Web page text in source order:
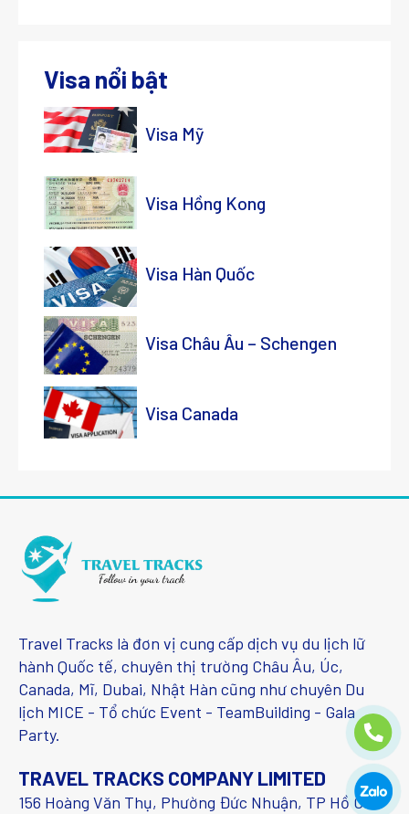
Visa nổi bật
Visa Mỹ
Visa Hồng Kong
Visa Hàn Quốc
Visa Châu Âu – Schengen
Visa Canada
Travel Tracks là đơn vị cung cấp dịch vụ du lịch lữ
hành Quốc tế, chuyên thị trường Châu Âu, Úc,
Canada, Mĩ, Dubai, Nhật Hàn cũng như chuyên Du
lịch MICE - Tổ chức Event - TeamBuilding - Gala
Party.
TRAVEL TRACKS COMPANY LIMITED
156 Hoàng Văn Thụ, Phường Đức Nhuận, TP Hồ Chí